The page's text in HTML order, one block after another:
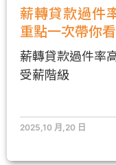
薪轉貸款過件
重點一次帶你看
薪轉貸款過件率
受薪階級
2025,10 月,20 日